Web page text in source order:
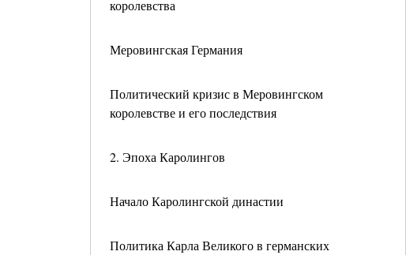
королевства
Меровингская Германия
Политический кризис в Меровингском
королевстве и его последствия
2. Эпоха Каролингов
Начало Каролингской династии
Политика Карла Великого в германских